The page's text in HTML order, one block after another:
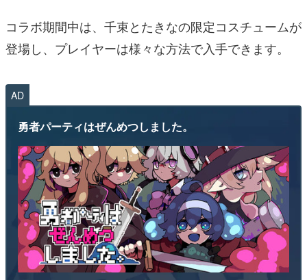
コラボ期間中は、千束とたきなの限定コスチュームが
登場し、プレイヤーは様々な方法で入手できます。
AD
勇者パーティはぜんめつしました。